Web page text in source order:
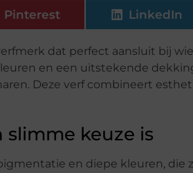
Pinterest LinkedIn
dat perfect aansluit bij
en een uitstekende
Deze verf combineert
slimme keuze is
en diepe kleuren, die